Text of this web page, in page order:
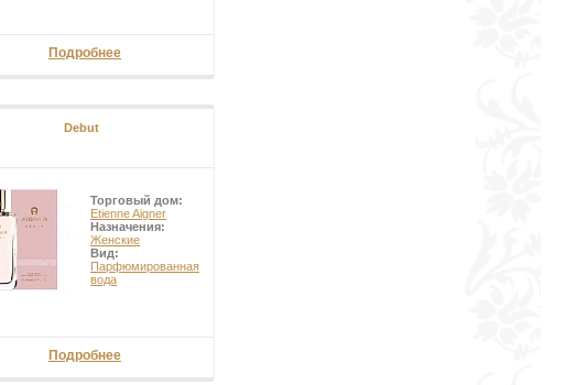
Подробнее
Debut
Торговый дом:
Etienne Aigner
Назначения:
Женские
Вид:
Парфюмированная
вода
Подробнее